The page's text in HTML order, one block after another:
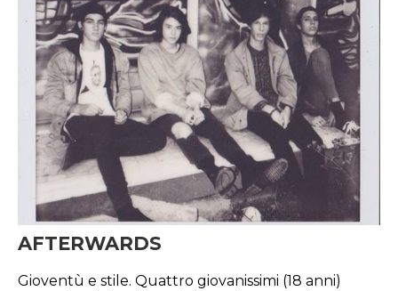
AFTERWARDS
Gioventù e stile. Quattro giovanissimi (18 anni)